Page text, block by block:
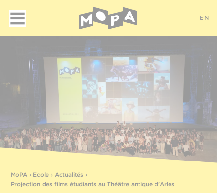
EN
MoPA › Ecole ›Actualités ›
Projection des films étudiants au Théâtre antique d'Arles